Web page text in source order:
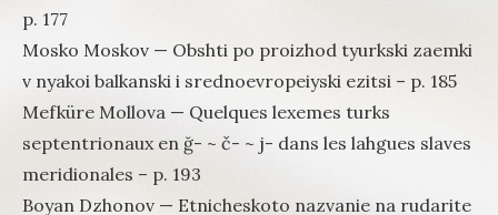
p. 177
Mosko Moskov — Obshti po proizhod tyurkski zaemki
v nyakoi balkanski i srednoevropeiyski ezitsi – p. 185
Mefküre Mollova — Quelques lexemes turks
septentrionaux en ğ- ~ č- ~ j- dans les lahgues slaves
meridionales – p. 193
Boyan Dzhonov — Etnicheskoto nazvanie na rudarite